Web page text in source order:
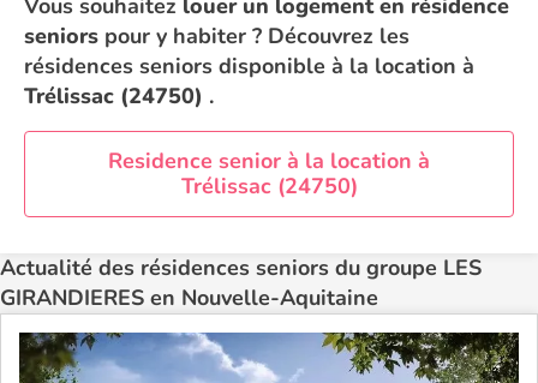
Vous souhaitez louer un logement en résidence
seniors pour y habiter ? Découvrez les
résidences seniors disponible à la location à
Trélissac (24750) .
Residence senior à la location à
Trélissac (24750)
Actualité des résidences seniors du groupe LES
GIRANDIERES en Nouvelle-Aquitaine